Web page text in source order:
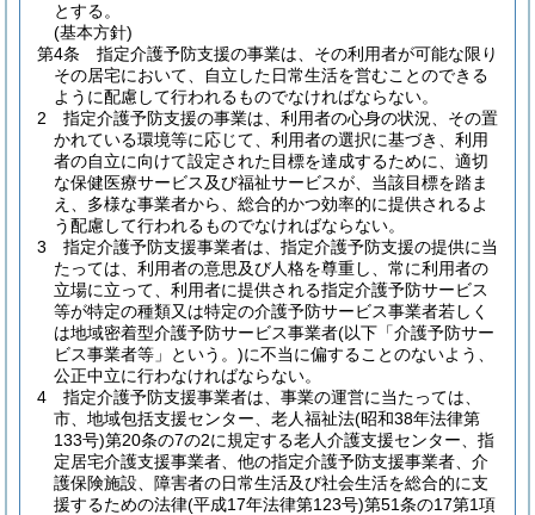
とする。
(基本方針)
第4条
指定介護予防支援の事業は、その利用者が可能な限り
その居宅において、自立した日常生活を営むことのできる
ように配慮して行われるものでなければならない。
2
指定介護予防支援の事業は、利用者の心身の状況、その置
かれている環境等に応じて、利用者の選択に基づき、利用
者の自立に向けて設定された目標を達成するために、適切
な保健医療サービス及び福祉サービスが、当該目標を踏ま
え、多様な事業者から、総合的かつ効率的に提供されるよ
う配慮して行われるものでなければならない。
3
指定介護予防支援事業者は、指定介護予防支援の提供に当
たっては、利用者の意思及び人格を尊重し、常に利用者の
立場に立って、利用者に提供される指定介護予防サービス
等が特定の種類又は特定の介護予防サービス事業者若しく
は地域密着型介護予防サービス事業者(以下「介護予防サー
ビス事業者等」という。)に不当に偏することのないよう、
公正中立に行わなければならない。
4
指定介護予防支援事業者は、事業の運営に当たっては、
市、地域包括支援センター、老人福祉法(昭和38年法律第
133号)第20条の7の2に規定する老人介護支援センター、指
定居宅介護支援事業者、他の指定介護予防支援事業者、介
護保険施設、障害者の日常生活及び社会生活を総合的に支
援するための法律(平成17年法律第123号)第51条の17第1項